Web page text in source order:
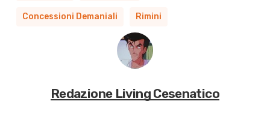
Concessioni Demaniali Rimini
Redazione Living Cesenatico